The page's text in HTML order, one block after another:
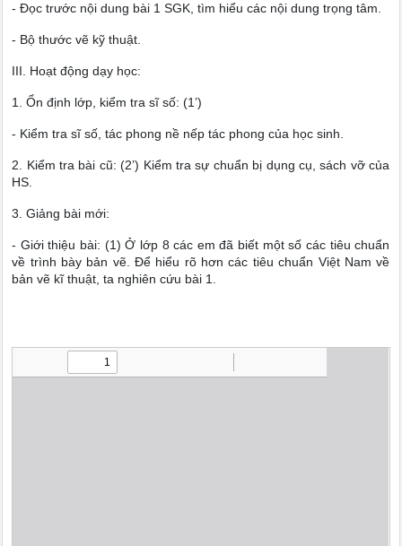
- Đọc trước nội dung bài 1 SGK, tìm hiểu các nội dung trọng tâm.
- Bộ thước vẽ kỹ thuật.
III. Hoạt động dạy học:
1. Ổn định lớp, kiểm tra sĩ số: (1’)
- Kiểm tra sĩ số, tác phong nề nếp tác phong của học sinh.
2. Kiểm tra bài cũ: (2’) Kiểm tra sự chuẩn bị dụng cụ, sách vỡ của
HS.
3. Giảng bài mới:
- Giới thiệu bài: (1) Ở lớp 8 các em đã biết một số các tiêu chuẩn
về trình bày bản vẽ. Để hiểu rõ hơn các tiêu chuẩn Việt Nam về
bản vẽ kĩ thuật, ta nghiên cứu bài 1.